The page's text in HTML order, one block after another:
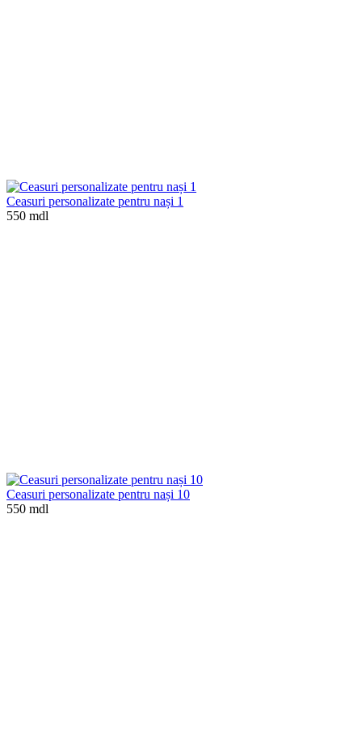
Ceasuri personalizate pentru nași 1
550 mdl
Ceasuri personalizate pentru nași 10
550 mdl